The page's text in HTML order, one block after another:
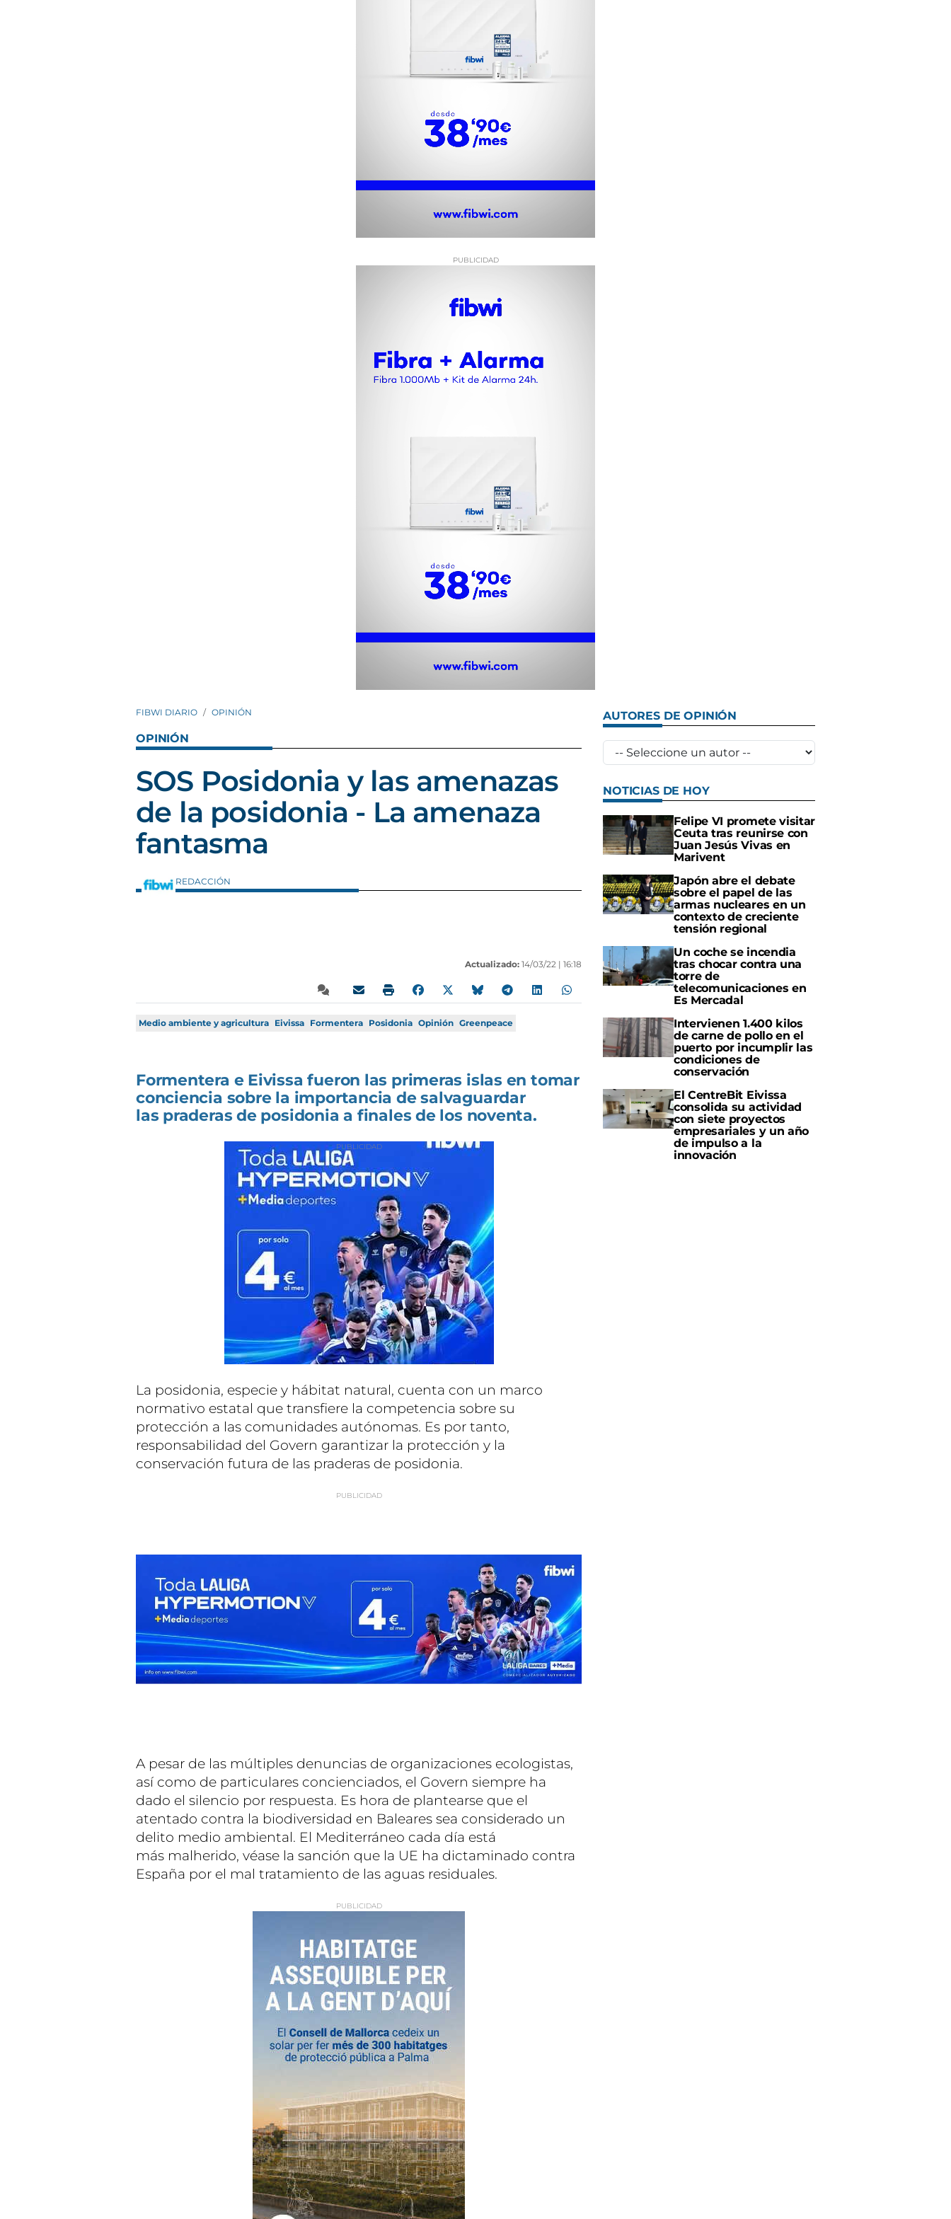
FIBWI DIARIO OPINIÓN
OPINIÓN
SOS Posidonia y las amenazas
de la posidonia - La amenaza
fantasma
REDACCIÓN
Actualizado: 14/03/22 | 16:18
Medio ambiente y agricultura Eivissa Formentera Posidonia Opinión Greenpeace
Formentera e Eivissa fueron las primeras islas en tomar
conciencia sobre la importancia de salvaguardar
las praderas de posidonia a finales de los noventa.
La posidonia, especie y hábitat natural, cuenta con un marco
normativo estatal que transfiere la competencia sobre su
protección a las comunidades autónomas. Es por tanto,
responsabilidad del Govern garantizar la protección y la
conservación futura de las praderas de posidonia.
A pesar de las múltiples denuncias de organizaciones ecologistas,
así como de particulares concienciados, el Govern siempre ha
dado el silencio por respuesta. Es hora de plantearse que el
atentado contra la biodiversidad en Baleares sea considerado un
delito medio ambiental. El Mediterráneo cada día está
más malherido, véase la sanción que la UE ha dictaminado contra
España por el mal tratamiento de las aguas residuales.
AUTORES DE OPINIÓN
NOTICIAS DE HOY
Felipe VI promete visitar
Ceuta tras reunirse con
Juan Jesús Vivas en
Marivent
Japón abre el debate
sobre el papel de las
armas nucleares en un
contexto de creciente
tensión regional
Un coche se incendia
tras chocar contra una
torre de
telecomunicaciones en
Es Mercadal
Intervienen 1.400 kilos
de carne de pollo en el
puerto por incumplir las
condiciones de
conservación
El CentreBit Eivissa
consolida su actividad
con siete proyectos
empresariales y un año
de impulso a la
innovación